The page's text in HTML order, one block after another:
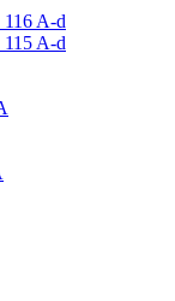
A-d
A-d